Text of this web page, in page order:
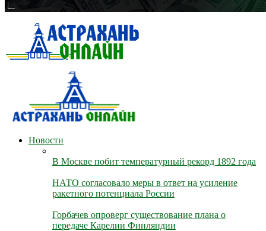
Новости
В Москве побит температурный рекорд 1892 года
НАТО согласовало меры в ответ на усиление
ракетного потенциала России
Горбачев опроверг существование плана о
передаче Карелии Финляндии